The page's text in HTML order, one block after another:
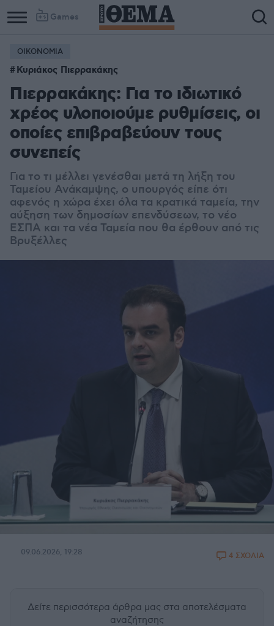
Games
ΟΙΚΟΝΟΜΙΑ
Κυριάκος Πιερρακάκης
Πιερρακάκης: Για το ιδιωτικό
χρέος υλοποιούμε ρυθμίσεις, οι
οποίες επιβραβεύουν τους
συνεπείς
Για το τι μέλλει γενέσθαι μετά τη λήξη του
Ταμείου Ανάκαμψης, ο υπουργός είπε ότι
αφενός η χώρα έχει όλα τα κρατικά ταμεία, την
αύξηση των δημοσίων επενδύσεων, το νέο
ΕΣΠΑ και τα νέα Ταμεία που θα έρθουν από τις
Βρυξέλλες
09.06.2026, 19:28 4 ΣΧΟΛΙΑ
Δείτε περισσότερα άρθρα μας στα αποτελέσματα
αναζήτησης